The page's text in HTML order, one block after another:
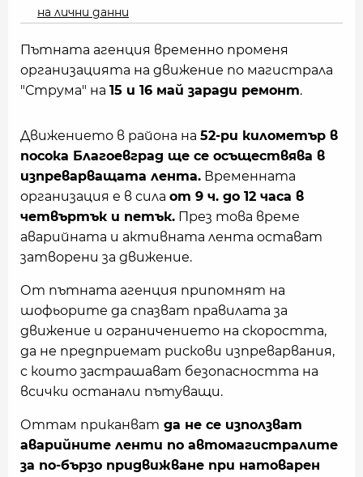
на лични данни
Пътната агенция временно променя
организацията на движение по магистрала
"Струма" на 15 и 16 май заради ремонт.
Движението в района на 52-ри километър в
посока Благоевград ще се осъществява в
изпреварващата лента. Временната
организация е в сила от 9 ч. до 12 часа в
четвъртък и петък. През това време
аварийната и активната лента остават
затворени за движение.
От пътната агенция припомнят на
шофьорите да спазват правилата за
движение и ограничението на скоростта,
да не предприемат рискови изпреварвания,
с които застрашават безопасността на
всички останали пътуващи.
Оттам приканват да не се използват
аварийните ленти по автомагистралите
за по-бързо придвижване при натоварен